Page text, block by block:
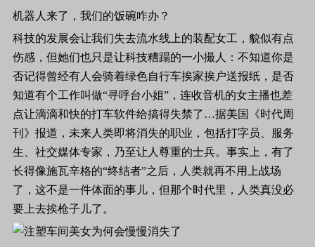
机器人来了，我们的饭碗咋办？
科技的发展会让我们失去流水线上的装配女工，貌似有点
伤感，但她们也只是让科技糟蹋的一小撮人：不知道你是
否记得曾经有人会骑着绿色自行车挨家挨户送报纸，是否
知道有个工作叫做“寻呼台小姐”，连收音机的女主播也差
点让滴滴和快的打车软件给搞得失禁了…据美国《时代周
刊》报道，未来人类即将消失的职业，包括打字员、服务
生、社交媒体专家，乃至让人尊重的士兵。事实上，有了
长得像施瓦辛格的“终结者”之后，人类就再不用上战场
了，这不是一件体面的事儿，但那个时代里，人类真没必
要上去挨枪子儿了。